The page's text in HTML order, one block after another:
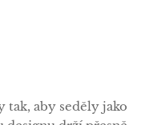
aby seděly jako